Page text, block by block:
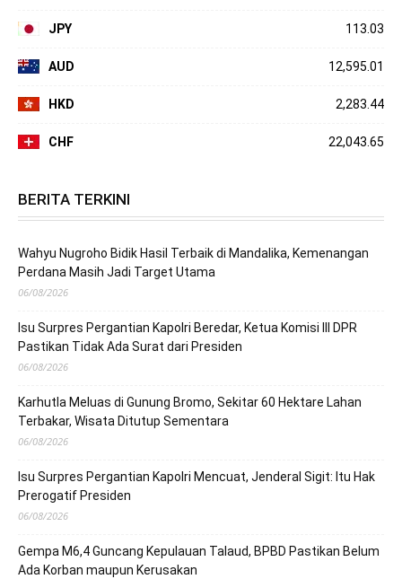
JPY 113.03
AUD 12,595.01
HKD 2,283.44
CHF 22,043.65
BERITA TERKINI
Wahyu Nugroho Bidik Hasil Terbaik di Mandalika, Kemenangan
Perdana Masih Jadi Target Utama
06/08/2026
Isu Surpres Pergantian Kapolri Beredar, Ketua Komisi III DPR
Pastikan Tidak Ada Surat dari Presiden
06/08/2026
Karhutla Meluas di Gunung Bromo, Sekitar 60 Hektare Lahan
Terbakar, Wisata Ditutup Sementara
06/08/2026
Isu Surpres Pergantian Kapolri Mencuat, Jenderal Sigit: Itu Hak
Prerogatif Presiden
06/08/2026
Gempa M6,4 Guncang Kepulauan Talaud, BPBD Pastikan Belum
Ada Korban maupun Kerusakan